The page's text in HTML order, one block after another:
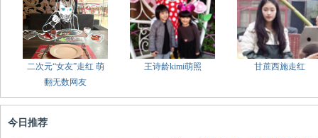
二次元“女友”走红 萌
翻无数网友
王诗龄kimi萌照 甘蔗西施走红
今日推荐